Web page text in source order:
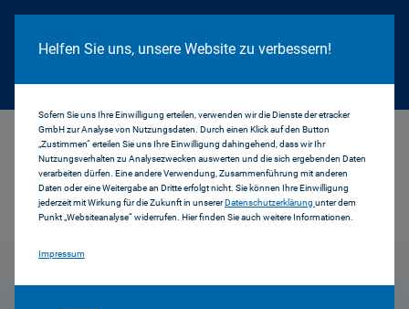
Cookie Hinweis
Helfen Sie uns, unsere Website zu verbessern!
Sofern Sie uns Ihre Einwilligung erteilen, verwenden wir die Dienste der etracker
GmbH zur Analyse von Nutzungsdaten. Durch einen Klick auf den Button
„Zustimmen“ erteilen Sie uns Ihre Einwilligung dahingehend, dass wir Ihr
Nutzungsverhalten zu Analysezwecken auswerten und die sich ergebenden Daten
verarbeiten dürfen. Eine andere Verwendung, Zusammenführung mit anderen
Daten oder eine Weitergabe an Dritte erfolgt nicht. Sie können Ihre Einwilligung
jederzeit mit Wirkung für die Zukunft in unsererDatenschutzerklärung unter dem
Punkt „Websiteanalyse“ widerrufen. Hier finden Sie auch weitere Informationen.
Impressum
2015
Pressemitteilungen